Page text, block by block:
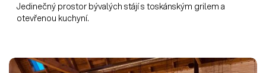
Jedinečný prostor bývalých stájí s toskánským grilem a
otevřenou kuchyní.